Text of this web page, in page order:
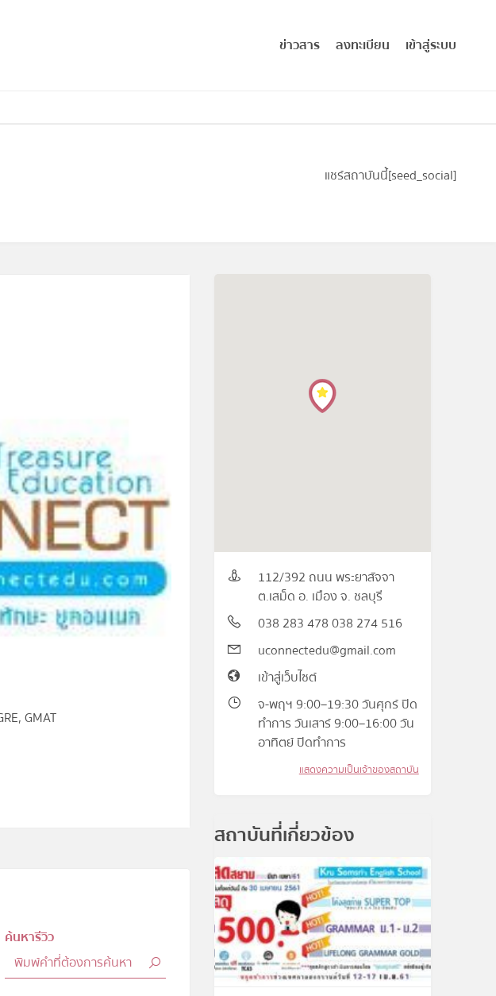
ข่าวสาร ลงทะเบียน เข้าสู่ระบบ
แชร์สถาบันนี้[seed_social]
GMAT
ค้นหารีวิว
112/392 ถนน พระยาสัจจา
ต.เสม็ด อ. เมือง จ. ชลบุรี
038 283 478 038 274 516
uconnectedu@gmail.com
เข้าสู่เว็บไซต์
จ-พฤฯ 9:00–19:30 วันศุกร์ ปิด
ทำการ วันเสาร์ 9:00–16:00 วัน
อาทิตย์ ปิดทำการ
แสดงความเป็นเจ้าของสถาบัน
สถาบันที่เกี่ยวข้อง